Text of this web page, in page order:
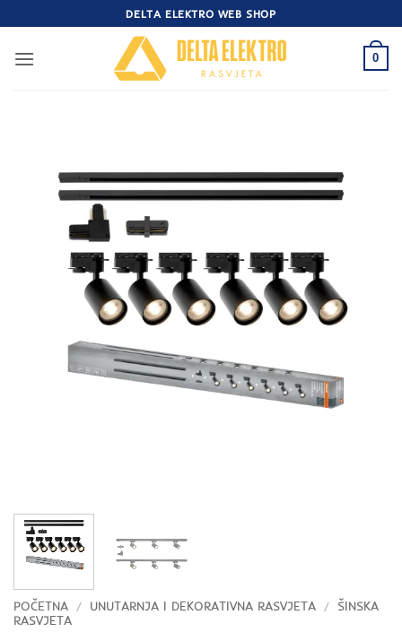
to
content
DELTA ELEKTRO WEB SHOP
0
POČETNA / UNUTARNJA I DEKORATIVNA RASVJETA / ŠINSKA
RASVJETA